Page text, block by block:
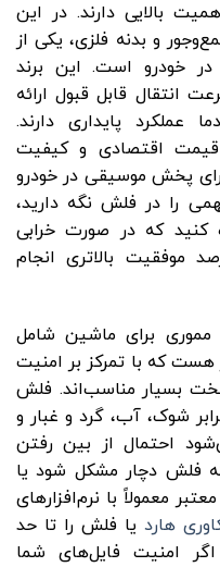
بالایی دارند. در این
و بدنه فلزی، یکی از
در خودرو است. این برند
قابل قبول ارائه
عملکرد پایداری دارند.
قیمت اقتصادی و کیفیت
پخش موسیقی در خودرو
را در فلش نگه دارید،
کنید که در صورت خرابی
موفقیت بالاتری انجام
مموری برای ماشین شامل
هست که با تمرکز بر امنیت
بسیار مناسب‌اند. فلش‌
شوک، آب، گرد و غبار و
احتمال از بین رفتن
فلش دچار مشکل شود یا
معمولاً با نرم‌افزارهای
هارد یا فلش را تا حد
اگر امنیت فایل‌های شما